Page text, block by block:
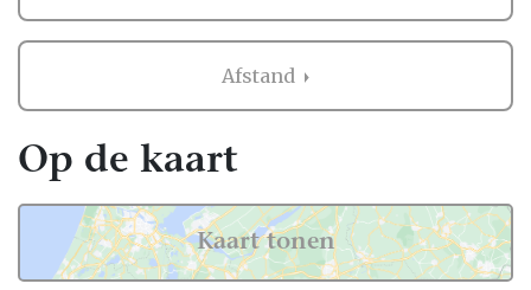
Bruiloft muziek in Amsterdam
Zaken regelen voor jullie bruiloft is erg
belangrijk. Het is dus niet zo gek dat je
graag eerst ervaringen van andere
bruidsparen leest over Bruiloft muziek in
Amsterdam. Want zij hebben het live ervaren
Afstand
Op de kaart
Kaart tonen